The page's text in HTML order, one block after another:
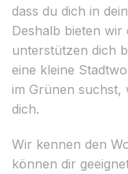
dass du dich in
Deshalb bieten wir
unterstützen dich
eine kleine
im Grünen suchst,
dich.
Wir kennen den
können dir